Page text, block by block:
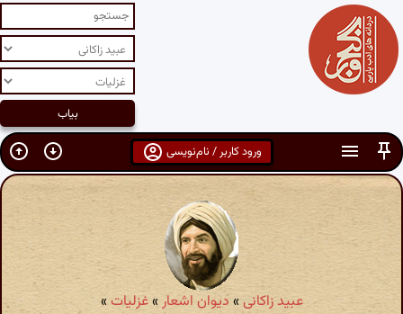
ورود کاربر / نام‌نویسی
عبید زاکانی» دیوان اشعار»غزلیات»